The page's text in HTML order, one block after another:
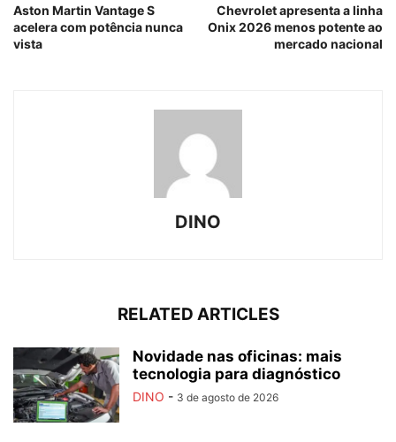
Aston Martin Vantage S
acelera com potência nunca
vista
Chevrolet apresenta a linha
Onix 2026 menos potente ao
mercado nacional
DINO
RELATED ARTICLES
Novidade nas oficinas: mais
tecnologia para diagnóstico
DINO - 3 de agosto de 2026